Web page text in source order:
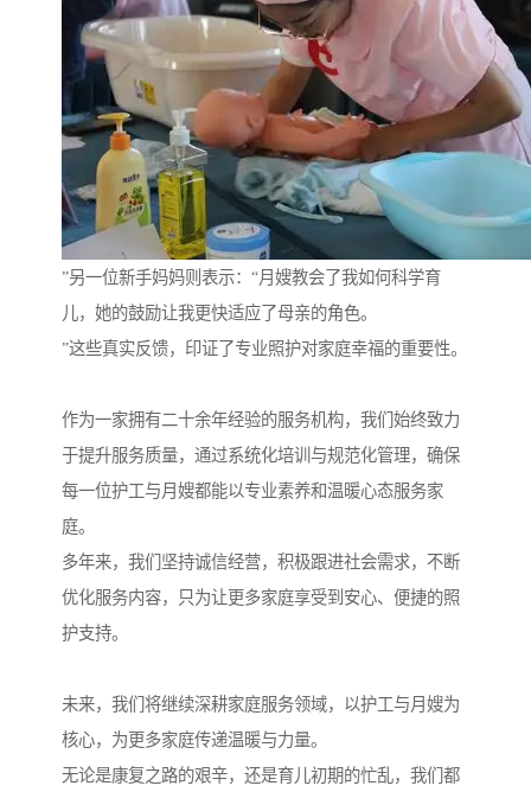
”另一位新手妈妈则表示：“月嫂教会了我如何科学育
儿，她的鼓励让我更快适应了母亲的角色。
”这些真实反馈，印证了专业照护对家庭幸福的重要性。
作为一家拥有二十余年经验的服务机构，我们始终致力
于提升服务质量，通过系统化培训与规范化管理，确保
每一位护工与月嫂都能以专业素养和温暖心态服务家
庭。
多年来，我们坚持诚信经营，积极跟进社会需求，不断
优化服务内容，只为让更多家庭享受到安心、便捷的照
护支持。
未来，我们将继续深耕家庭服务领域，以护工与月嫂为
核心，为更多家庭传递温暖与力量。
无论是康复之路的艰辛，还是育儿初期的忙乱，我们都